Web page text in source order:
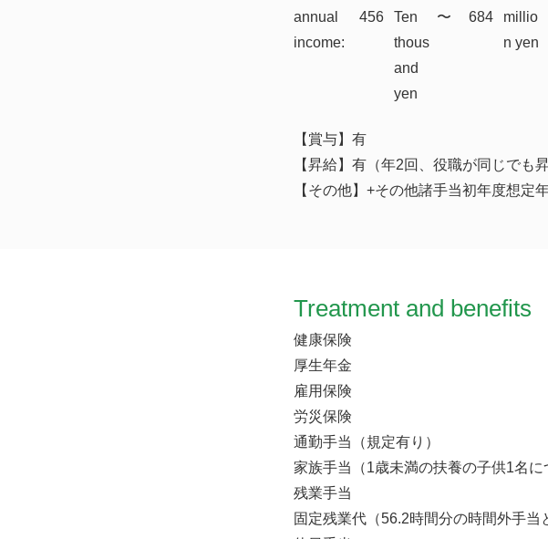
annual
income:
456
Ten
thous
and
yen
​〜 684
millio
n yen
【賞与】有
【昇給】有（年2回、役職が同じでも
【その他】+その他諸手当初年度想定
Treatment and benefits
健康保険
厚生年金
雇用保険
労災保険
通勤手当（規定有り）
家族手当（1歳未満の扶養の子供1名
残業手当
固定残業代（56.2時間分の時間外手当